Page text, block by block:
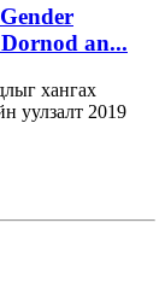
an...
хангах
уулзалт 2019